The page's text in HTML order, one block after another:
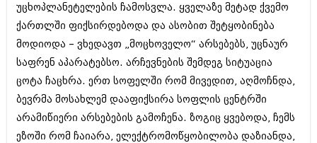
ოქტომბერი 2010 (341)
სექტემბერი 2010 (449)
აგვისტო 2010 (461)
ივლისი 2010 (556)
ივნისი 2010 (685)
მაისი 2010 (232)
აპრილი 2010 (229)
მარტი 2010 (454)
თებერვალი 2010 (421)
იანვარი 2010 (422)
უცხოპლანეტელების ჩამოსვლა. ყველაზე მეტად ქვემო
ქართლში ფიქსირდებოდა და ასობით შეტყობინება
მოდიოდა – ვხედავთ „მოცხოველო“ არსებებს, უცნაურ
საფრენ აპარატებსო. არჩევნების შემდეგ სიტუაცია
ცოტა ჩაცხრა. ერთ სოფელში რომ მივედით, აღმოჩნდა,
ბევრმა მოსახლემ დააფიქსირა სოფლის ცენტრში
არამიწიერი არსებების გამოჩენა. ზოგიც ყვებოდა, ჩემს
ეზოში რომ ჩაიარა, ელექტრომოწყობილობა დაზიანდა,